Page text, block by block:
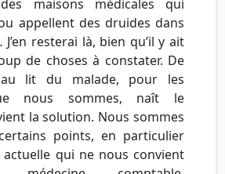
maisons médicales qui
appellent des druides dans
resterai là, bien qu’il y ait
de choses à constater. De
au lit du malade, pour les
nous sommes, naît le
la solution. Nous sommes
points, en particulier
actuelle qui ne nous convient